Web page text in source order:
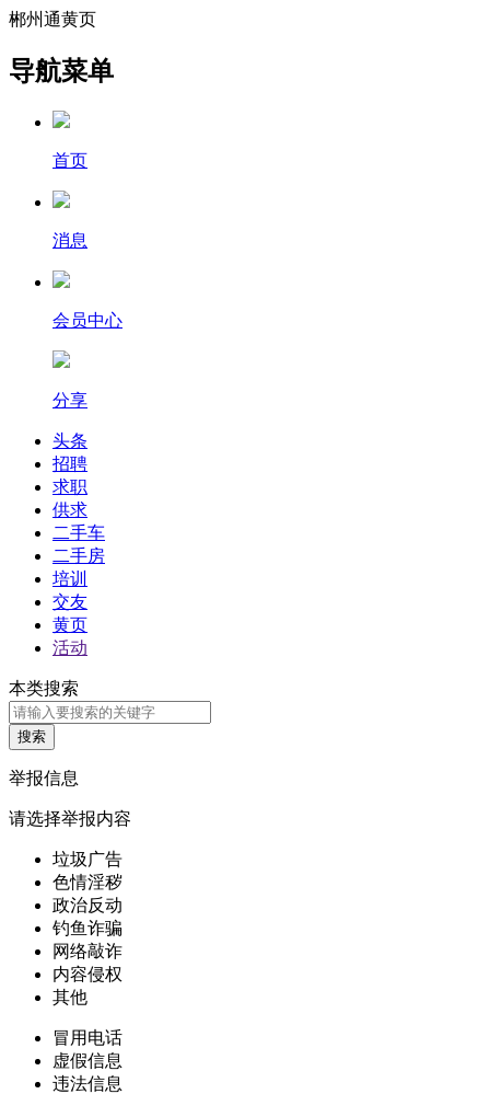
郴州通黄页
导航菜单
首页
消息
会员中心
分享
头条
招聘
求职
供求
二手车
二手房
培训
交友
黄页
活动
本类搜索
举报信息
请选择举报内容
垃圾广告
色情淫秽
政治反动
钓鱼诈骗
网络敲诈
内容侵权
其他
冒用电话
虚假信息
违法信息